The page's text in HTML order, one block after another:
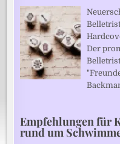
Der
Empfehlungen für
rund um